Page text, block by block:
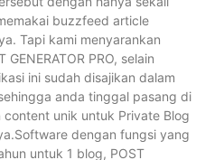
buzzfeed article
Tapi kami menyarankan
PRO, selain
ini sudah disajikan dalam
anda tinggal pasang di
unik untuk Private Blog
dengan fungsi yang
untuk 1 blog, POST